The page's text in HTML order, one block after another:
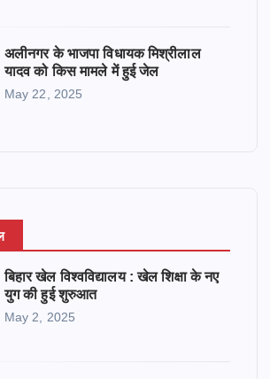
अलीनगर के भाजपा विधायक मिश्रीलाल
यादव को किस मामले में हुई जेल
May 22, 2025
बिहार खेल विश्वविद्यालय : खेल शिक्षा के नए
युग की हुई शुरुआत
May 2, 2025